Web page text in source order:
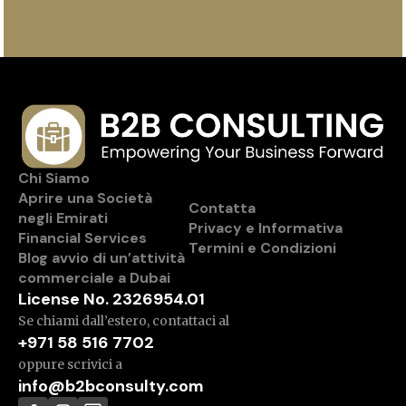
Chi Siamo
Aprire una Società
negli Emirati
Financial Services
Blog avvio di un’attività
commerciale a Dubai
Contatta
Privacy e Informativa
Termini e Condizioni
License No. 2326954.01
Se chiami dall’estero, contattaci al
+971 58 516 7702
oppure scrivici a
info@b2bconsulty.com